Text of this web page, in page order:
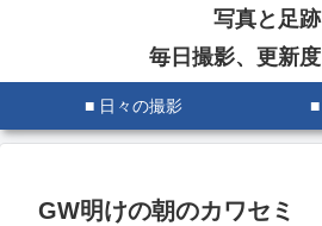
写真と足跡
毎日撮影、更新
■ 日々の撮影 ■
GW明けの朝のカワセミ